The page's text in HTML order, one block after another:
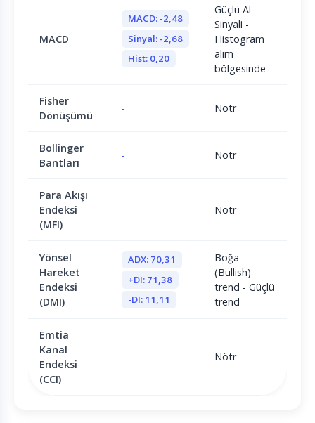
MACD
MACD: -2,48
Sinyal: -2,68
Hist: 0,20
Güçlü Al
Sinyali -
Histogram
alım
bölgesinde
Fisher
Dönüşümü
- Nötr
Bollinger
Bantları
- Nötr
Para Akışı
Endeksi
(MFI)
- Nötr
Yönsel
Hareket
Endeksi
(DMI)
ADX: 70,31
+DI: 71,38
-DI: 11,11
Boğa
(Bullish)
trend - Güçlü
trend
Emtia
Kanal
Endeksi
(CCI)
- Nötr